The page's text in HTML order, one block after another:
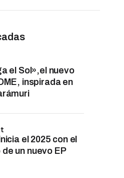
el Sol»,el nuevo
inspirada en
el 2025 con el
un nuevo EP